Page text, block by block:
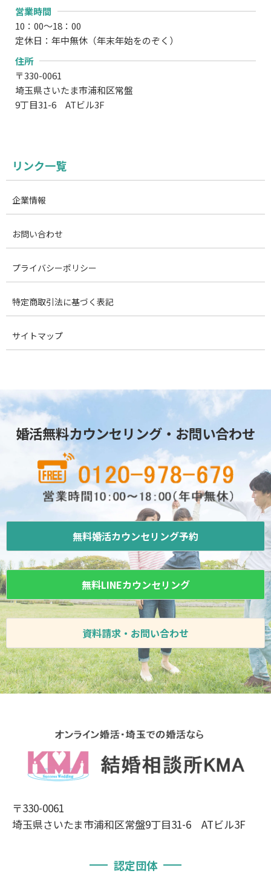
営業時間
10：00～18：00
定休日：年中無休（年末年始をのぞく）
住所
〒330-0061
埼玉県さいたま市浦和区常盤
9丁目31-6 ATビル3F
リンク一覧
企業情報
お問い合わせ
プライバシーポリシー
特定商取引法に基づく表記
サイトマップ
婚活無料カウンセリング・お問い合わせ
無料婚活カウンセリング予約
無料LINEカウンセリング
資料請求・お問い合わせ
〒330-0061
埼玉県さいたま市浦和区常盤9丁目31-6 ATビル3F
認定団体